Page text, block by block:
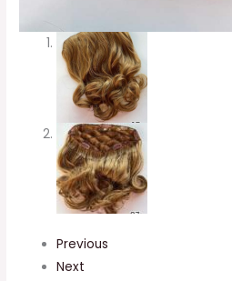
Previous
Next